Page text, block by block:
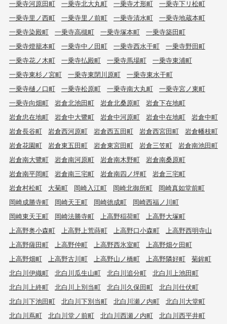
一乗寺河原田町 一乗寺北大丸町 一乗寺才形町
一乗寺下リ松町
一乗寺里ノ西町
一乗寺里ノ前町 一乗寺清水町
一乗寺地蔵本町
一乗寺染殿町
一乗寺高槻町 一乗寺塚本町
一乗寺築田町
一乗寺燈籠本町
一乗寺中ノ田町 一乗寺西水干町
一乗寺野田町
一乗寺花ノ木町
一乗寺払殿町 一乗寺馬場町
一乗寺東浦町
一乗寺東杉ノ宮町
一乗寺東閉川原町
一乗寺東水干町
一乗寺樋ノ口町
一乗寺松原町 一乗寺南大丸町
一乗寺宮ノ東町
一乗寺向畑町
岩倉北池田町 岩倉北桑原町
岩倉下在地町
岩倉忠在地町
岩倉中大鷺町 岩倉中河原町 岩倉中在地町
岩倉中町
岩倉長谷町
岩倉西河原町 岩倉西五田町 岩倉西宮田町
岩倉幡枝町
岩倉花園町
岩倉東五田町 岩倉東宮田町 岩倉三笠町
岩倉南池田町
岩倉南大鷺町
岩倉南河原町 岩倉南木野町
岩倉南桑原町
岩倉南平岡町
岩倉南三宅町 岩倉南四ノ坪町
岩倉三宅町
岩倉村松町
大菊町 岡崎入江町 岡崎北御所町
岡崎真如堂前町
岡崎成勝寺町
岡崎天王町 岡崎徳成町
岡崎西福ノ川町
岡崎東天王町
岡崎法勝寺町 上高野稲荷町
上高野大塚町
上高野奥小森町
上高野上荒蒔町 上高野口小森町
上高野西明寺山
上高野薩田町
上高野仲町 上高野西氷室町
上高野畑ケ田町
上高野畑町
上高野古川町 上高野山ノ橋町 上高野隣好町
菊鉾町
北白川伊織町
北白川瓜生山町 北白川追分町
北白川上池田町
北白川上終町
北白川上別当町 北白川久保田町
北白川仕伏町
北白川下池田町
北白川下別当町 北白川瀬ノ内町
北白川大堂町
北白川蔦町
北白川堂ノ前町 北白川西瀬ノ内町
北白川西平井町